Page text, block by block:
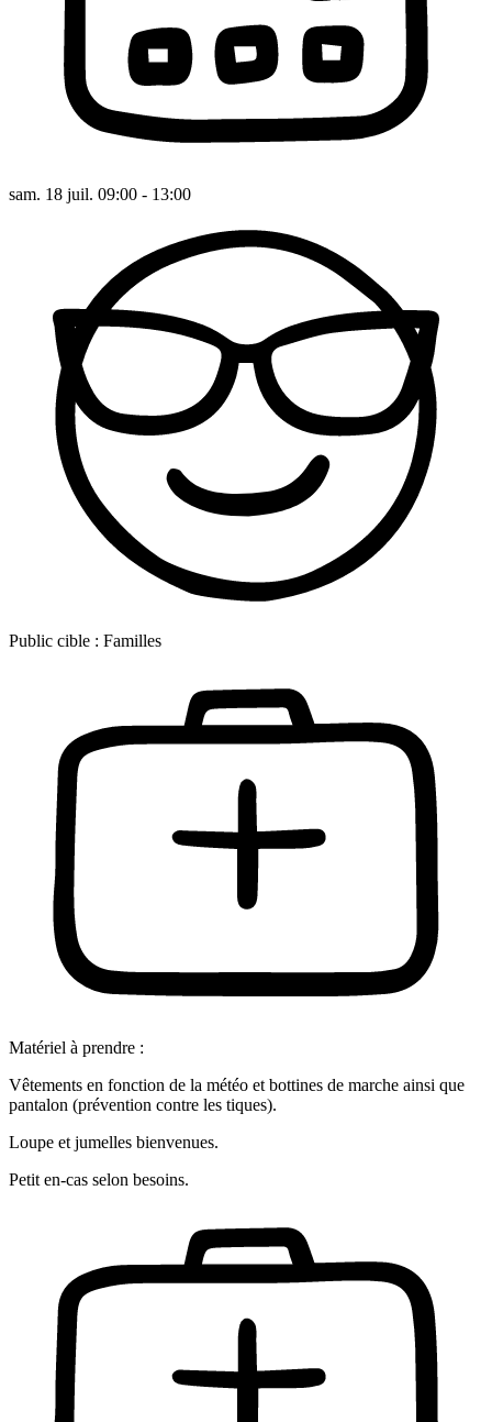
sam. 18 juil. 09:00 - 13:00
Public cible : Familles
Matériel à prendre :
Vêtements en fonction de la météo et bottines de marche ainsi que
pantalon (prévention contre les tiques).
Loupe et jumelles bienvenues.
Petit en-cas selon besoins.